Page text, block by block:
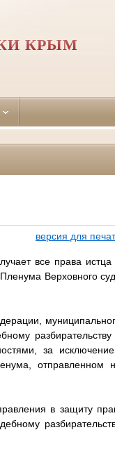
КРЫМ
версия для
все права истца
Верховного
разбирательству
за
отправленном
в защиту